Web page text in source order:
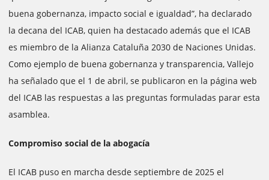
buena gobernanza, impacto social e igualdad”, ha declarado
la decana del ICAB, quien ha destacado además que el ICAB
es miembro de la Alianza Cataluña 2030 de Naciones Unidas.
Como ejemplo de buena gobernanza y transparencia, Vallejo
ha señalado que el 1 de abril, se publicaron en la página web
del ICAB las respuestas a las preguntas formuladas parar esta
asamblea.
Compromiso social de la abogacía
El ICAB puso en marcha desde septiembre de 2025 el